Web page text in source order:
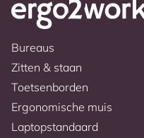
Bureaus
Zitten & staan
Toetsenborden
Ergonomische muis
Laptopstandaard